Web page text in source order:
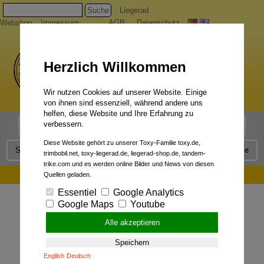
Suche
Liegerad
Webshop
Impressum AGB Datenschutz
Liegerad Modelle
Service Qualität Liegerad News Kontakt Presse
Herzlich Willkommen
Wir nutzen Cookies auf unserer Website. Einige
von ihnen sind essenziell, während andere uns
helfen, diese Website und Ihre Erfahrung zu
verbessern.
Diese Website gehört zu unserer Toxy-Familie toxy.de,
trimbobil.net, toxy-liegerad.de, liegerad-shop.de, tandem-
trike.com und es werden online Bilder und News von diesen
Quellen geladen.
Essentiel
Google Analytics
Google Maps
Youtube
Alle akzeptieren
Speichern
English Deutsch